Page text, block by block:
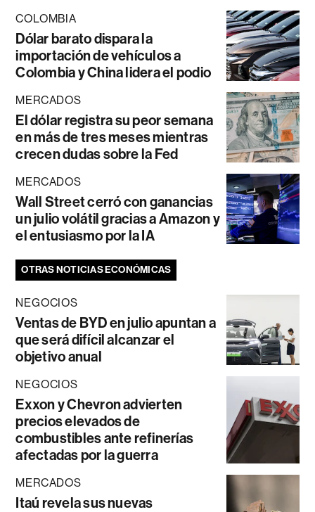
COLOMBIA
Dólar barato dispara la
importación de vehículos a
Colombia y China lidera el podio
MERCADOS
El dólar registra su peor semana
en más de tres meses mientras
crecen dudas sobre la Fed
MERCADOS
Wall Street cerró con ganancias
un julio volátil gracias a Amazon y
el entusiasmo por la IA
OTRAS NOTICIAS ECONÓMICAS
NEGOCIOS
Ventas de BYD en julio apuntan a
que será difícil alcanzar el
objetivo anual
NEGOCIOS
Exxon y Chevron advierten
precios elevados de
combustibles ante refinerías
afectadas por la guerra
MERCADOS
Itaú revela sus nuevas